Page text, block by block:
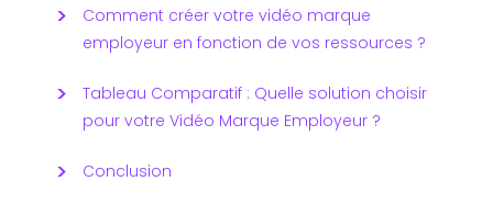
Comment créer votre vidéo marque
employeur en fonction de vos ressources ?
Tableau Comparatif : Quelle solution choisir
pour votre Vidéo Marque Employeur ?
Conclusion